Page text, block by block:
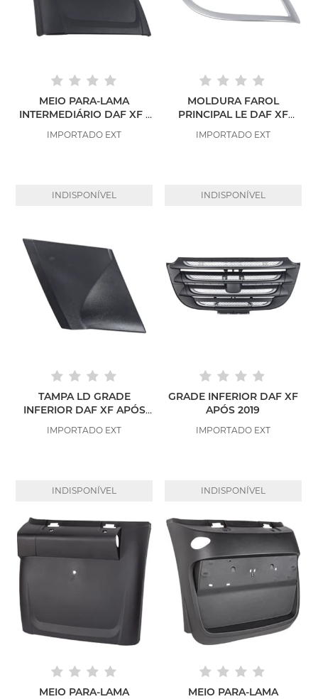
MEIO PARA-LAMA
INTERMEDIÁRIO DAF XF /
IMPORTADO EXT
INDISPONÍVEL
MOLDURA FAROL
PRINCIPAL LE DAF XF
IMPORTADO EXT
INDISPONÍVEL
TAMPA LD GRADE
INFERIOR DAF XF APÓS
IMPORTADO EXT
INDISPONÍVEL
GRADE INFERIOR DAF XF
APÓS 2019
IMPORTADO EXT
INDISPONÍVEL
MEIO PARA-LAMA
MEIO PARA-LAMA